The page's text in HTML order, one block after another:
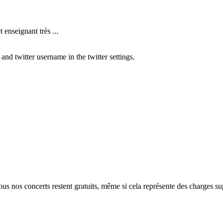
enseignant très ...
twitter username in the twitter settings.
concerts restent gratuits, même si cela représente des charges